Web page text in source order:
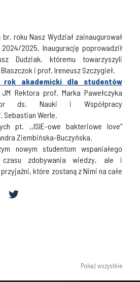
roku Nasz Wydział zainaugurował
2025. Inaugurację poprowadził
Dudziak, któremu towarzyszyli
i prof. Ireneusz Szczygieł.
rok akademicki dla studentów
Rektora prof. Marka Pawełczyka
ds. Nauki i Współpracy
Sebastian Werle.
pt. ,,ISIE-owe bakteriowe love"
Ziembińska-Buczyńska.
nowym studentom wspaniałego
zdobywania wiedzy, ale i
które zostaną z Nimi na całe
Pokaż wszystkie